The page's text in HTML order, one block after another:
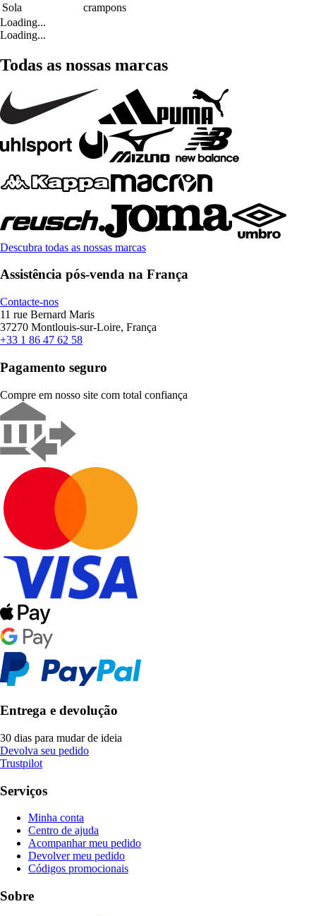
Sola
crampons
Loading...
Loading...
Todas as nossas marcas
Descubra todas as nossas marcas
Assistência pós-venda na França
Contacte-nos
11 rue Bernard Maris
37270 Montlouis-sur-Loire, França
+33 1 86 47 62 58
Pagamento seguro
Compre em nosso site com total confiança
Entrega e devolução
30 dias para mudar de ideia
Devolva seu pedido
Trustpilot
Serviços
Minha conta
Centro de ajuda
Acompanhar meu pedido
Devolver meu pedido
Códigos promocionais
Sobre